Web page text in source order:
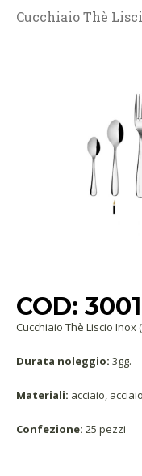
Cucchiaio Thè
COD:
Cucchiaio Thè Liscio Inox
Durata noleggio: 3gg.
Materiali: acciaio,
Confezione: 25 pezzi